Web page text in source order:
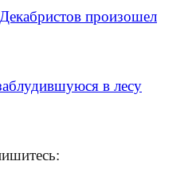
произошел
в лесу